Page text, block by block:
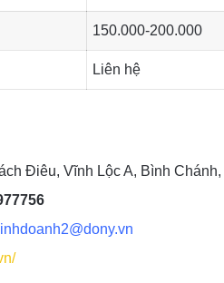
150.000-200.000
Liên hệ
Điêu, Vĩnh Lộc A, Bình Chánh,